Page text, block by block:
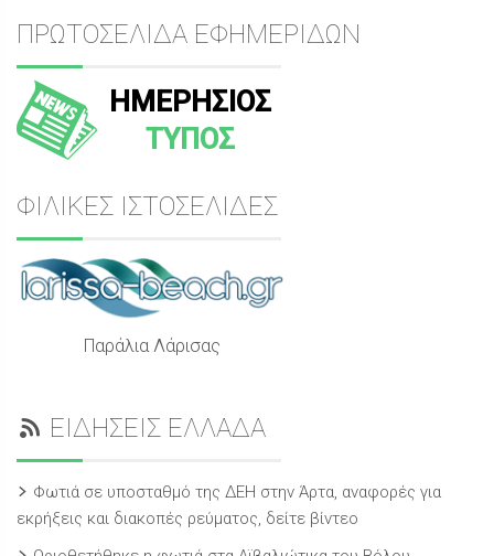
ΠΡΩΤΟΣΕΛΙΔΑ ΕΦΗΜΕΡΙΔΩΝ
ΗΜΕΡΗΣΙΟΣ
ΤΥΠΟΣ
ΦΙΛΙΚΕΣ ΙΣΤΟΣΕΛΙΔΕΣ
Παράλια Λάρισας
ΕΙΔΗΣΕΙΣ ΕΛΛΑΔΑ
Φωτιά σε υποσταθμό της ΔΕΗ στην Άρτα, αναφορές για
εκρήξεις και διακοπές ρεύματος, δείτε βίντεο